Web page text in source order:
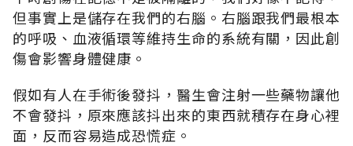
但事實上是儲存在我們的右腦。右腦跟我們最根本
的呼吸、血液循環等維持生命的系統有關，因此創
傷會影響身體健康。
假如有人在手術後發抖，醫生會注射一些藥物讓他
不會發抖，原來應該抖出來的東西就積存在身心裡
面，反而容易造成恐慌症。